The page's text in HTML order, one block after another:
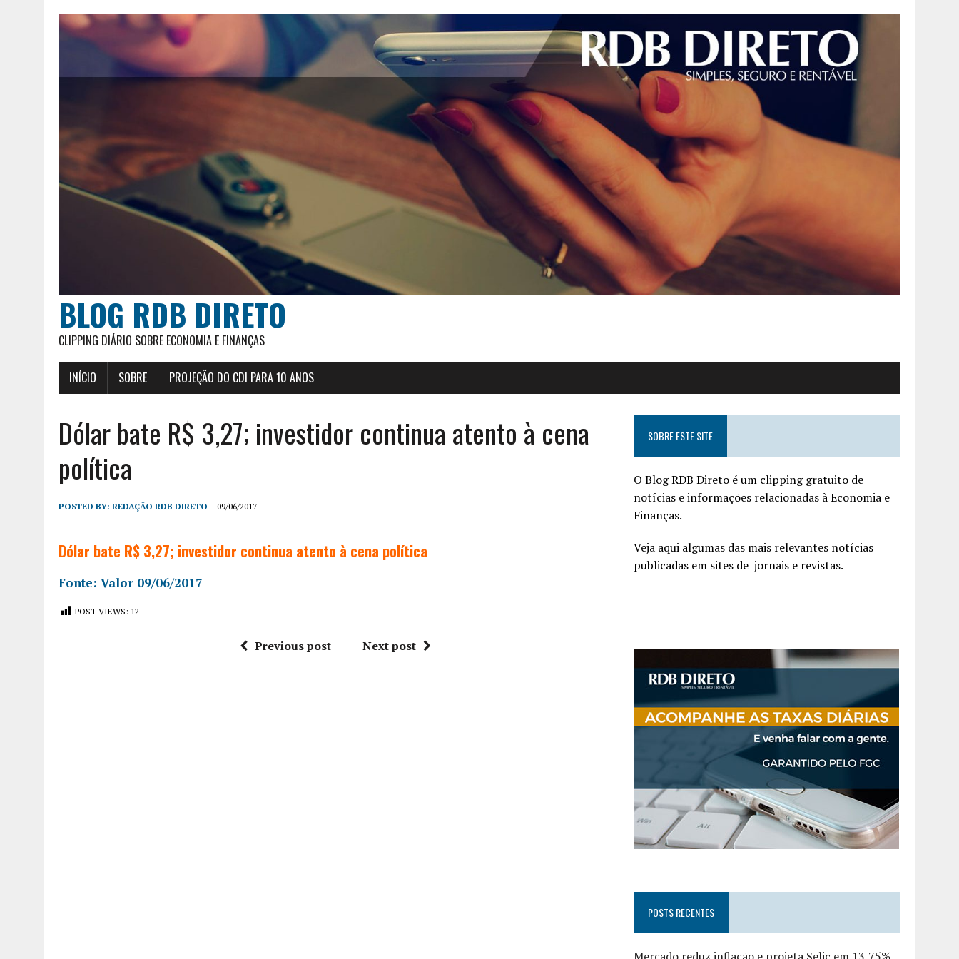
BLOG RDB DIRETO
CLIPPING DIÁRIO SOBRE ECONOMIA E FINANÇAS
INÍCIO SOBRE PROJEÇÃO DO CDI PARA 10 ANOS
Dólar bate R$ 3,27; investidor continua atento à cena
política
POSTED BY: REDAÇÃO RDB DIRETO 09/06/2017
Dólar bate R$ 3,27; investidor continua atento à cena política
Fonte: Valor 09/06/2017
POST VIEWS: 12
Previous post Next post
SOBRE ESTE SITE
O Blog RDB Direto é um clipping gratuito de
notícias e informações relacionadas à Economia e
Finanças.
Veja aqui algumas das mais relevantes notícias
publicadas em sites de jornais e revistas.
POSTS RECENTES